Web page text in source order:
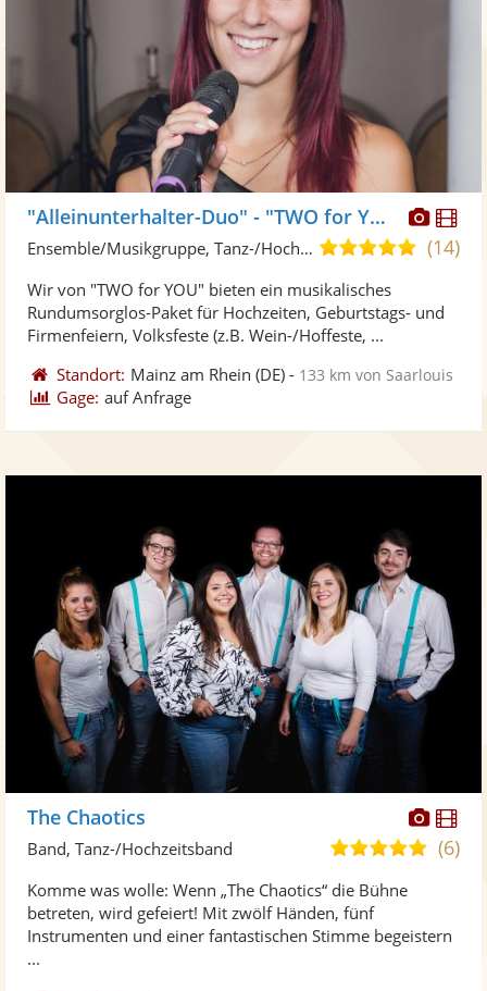
"Alleinunterhalter-Duo" - "TWO for YOU"
4,9(14)
Ensemble/Musikgruppe, Tanz-/Hochzeitsband
Wir von "TWO for YOU" bieten ein musikalisches
Rundumsorglos-Paket für Hochzeiten, Geburtstags- und
Firmenfeiern, Volksfeste (z.B. Wein-/Hoffeste, ...
Standort: Mainz am Rhein (DE) - 133 km von Saarlouis
Gage: auf Anfrage
The Chaotics
5,0
Sternen
(6)
Band, Tanz-/Hochzeitsband
Komme was wolle: Wenn „The Chaotics“ die Bühne
betreten, wird gefeiert! Mit zwölf Händen, fünf
Instrumenten und einer fantastischen Stimme begeistern
...